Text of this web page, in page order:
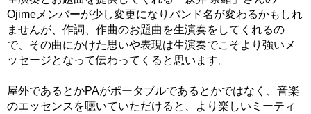
Ojimeメンバーが少し変更になりバンド名が変わるかもしれ
ませんが、作詞、作曲のお題曲を生演奏をしてくれるの
で、その曲にかけた思いや表現は生演奏でこそより強いメ
ッセージとなって伝わってくると思います。
屋外であるとかPAがポータブルであるとかではなく、音楽
のエッセンスを聴いていただけると、より楽しいミーティ